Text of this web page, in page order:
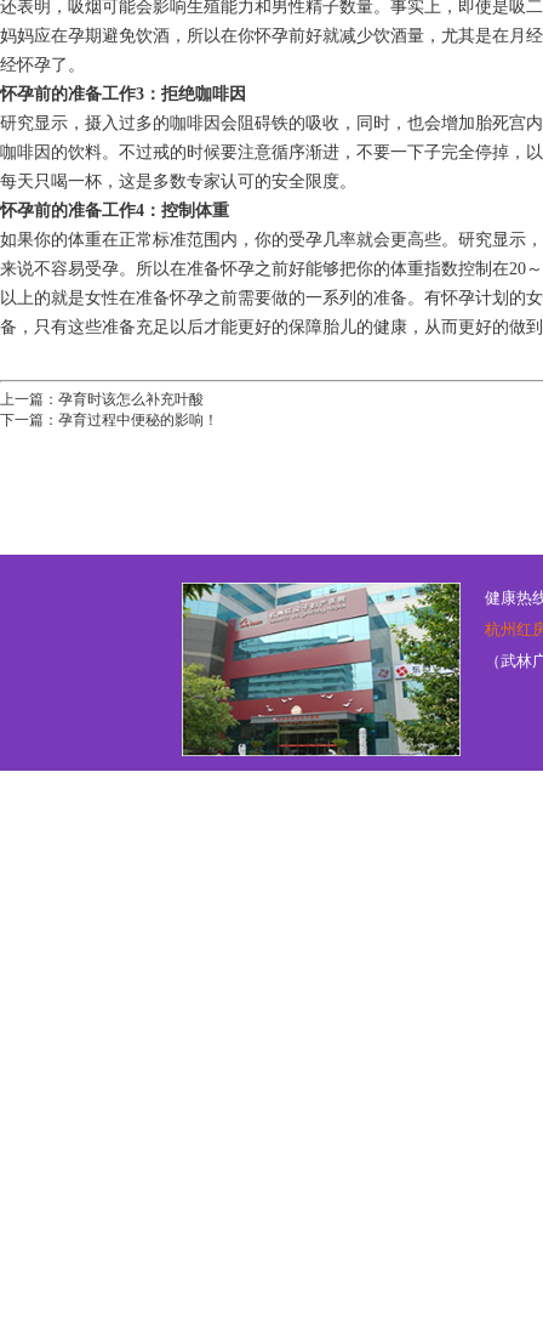
还表明，吸烟可能会影响生殖能力和男性精子数量。事实上，即使是吸
妈妈应在孕期避免饮酒，所以在你怀孕前好就减少饮酒量，尤其是在月
经怀孕了。
怀孕前的准备工作3：拒绝咖啡因
研究显示，摄入过多的咖啡因会阻碍铁的吸收，同时，也会增加胎死宫
咖啡因的饮料。不过戒的时候要注意循序渐进，不要一下子完全停掉，
每天只喝一杯，这是多数专家认可的安全限度。
怀孕前的准备工作4：控制体重
如果你的体重在正常标准范围内，你的受孕几率就会更高些。研究显示
来说不容易受孕。所以在准备怀孕之前好能够把你的体重指数控制在20
以上的就是女性在准备怀孕之前需要做的一系列的准备。有怀孕计划的
备，只有这些准备充足以后才能更好的保障胎儿的健康，从而更好的做
上一篇： 孕育时该怎么补充叶酸
下一篇： 孕育过程中便秘的影响！
健康热
杭州红
（武